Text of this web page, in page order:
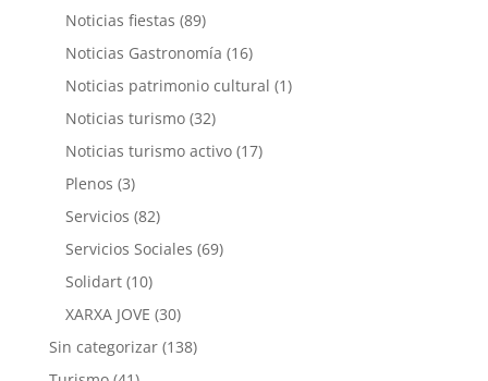
Noticias fiestas (89)
Noticias Gastronomía (16)
Noticias patrimonio cultural (1)
Noticias turismo(32)
Noticias turismo activo(17)
Plenos (3)
Servicios (82)
Servicios Sociales (69)
Solidart(10)
XARXA JOVE (30)
Sin categorizar(138)